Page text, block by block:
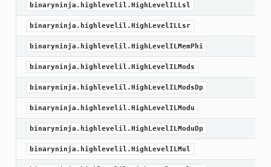
binaryninja.highlevelil.HighLevelILLsl
binaryninja.highlevelil.HighLevelILLsr
binaryninja.highlevelil.HighLevelILMemPhi
binaryninja.highlevelil.HighLevelILMods
binaryninja.highlevelil.HighLevelILModsDp
binaryninja.highlevelil.HighLevelILModu
binaryninja.highlevelil.HighLevelILModuDp
binaryninja.highlevelil.HighLevelILMul